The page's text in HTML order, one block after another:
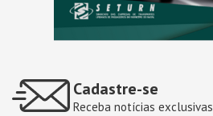
Cadastre-se
Receba notícias exclusivas